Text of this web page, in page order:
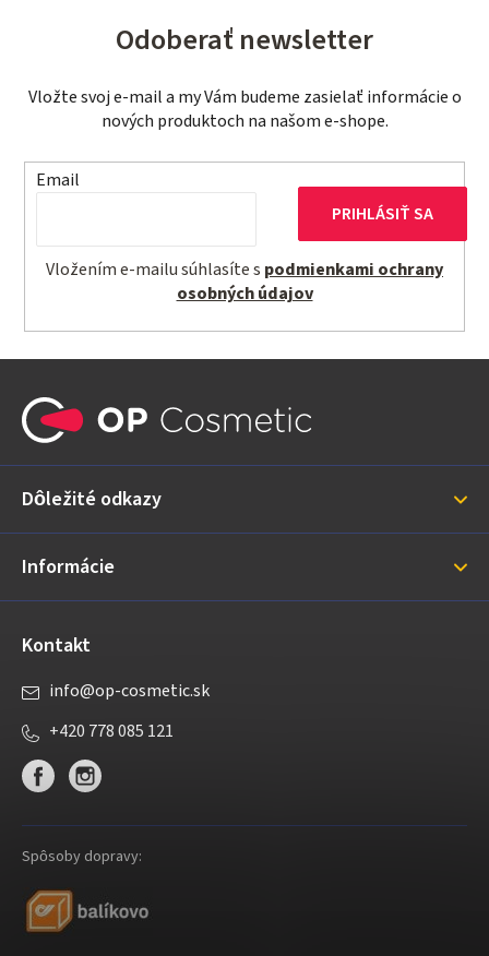
Odoberať newsletter
Vložte svoj e-mail a my Vám budeme zasielať informácie o
nových produktoch na našom e-shope.
Email
Vložením e-mailu súhlasíte s podmienkami ochrany
osobných údajov
PRIHLÁSIŤ SA
ä
i
Dôležité odkazy
Informácie
Kontakt
info@op-cosmetic.sk
+420 778 085 121
Spôsoby dopravy: